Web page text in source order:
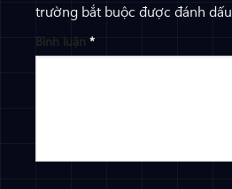
trường bắt buộc được đánh dấu
Bình luận *